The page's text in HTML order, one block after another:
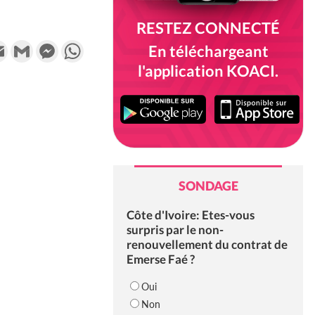
Email Gmail Messenger
RESTEZ CONNECTÉ
En téléchargeant
l'application KOACI.
SONDAGE
Côte d'Ivoire: Etes-vous
surpris par le non-
renouvellement du contrat de
Emerse Faé ?
Oui
Non